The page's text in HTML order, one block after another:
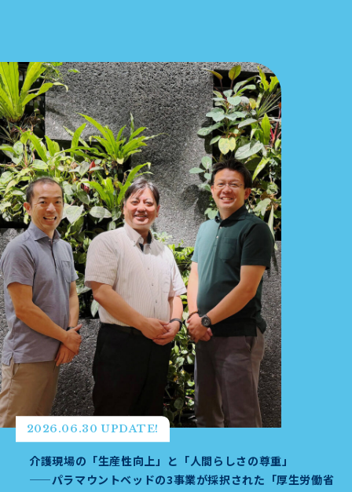
2026.06.30 UPDATE!
介護現場の「生産性向上」と「人間らしさの尊重」
——パラマウントベッドの3事業が採択された「厚生労働省